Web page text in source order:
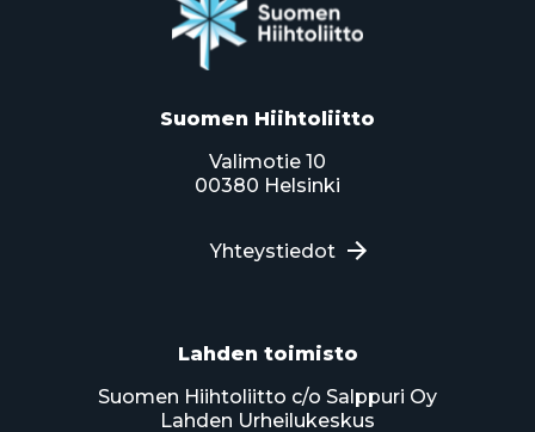
Suomen Hiihtoliitto
Valimotie 10
00380 Helsinki
Yhteystiedot
Lahden toimisto
Suomen Hiihtoliitto c/o Salppuri Oy
Lahden Urheilukeskus